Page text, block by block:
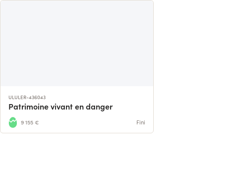
ULULER-436043
Patrimoine vivant en danger
9 155 € Fini